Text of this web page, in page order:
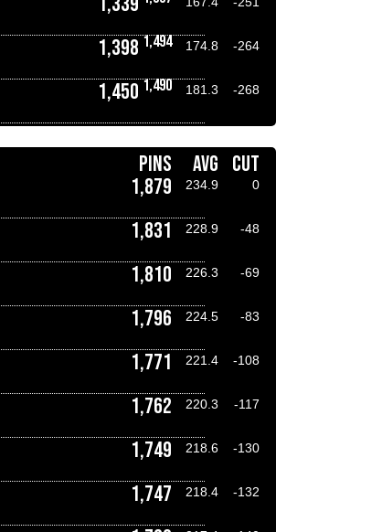
1,398 1,494 174.8
-264
1,450 1,490 181.3
-268
PINS AVG CUT
1,879 234.9
0
1,831 228.9
-48
1,810 226.3
-69
1,796 224.5
-83
1,771 221.4
-108
1,762 220.3
-117
1,749 218.6
-130
1,747 218.4
-132